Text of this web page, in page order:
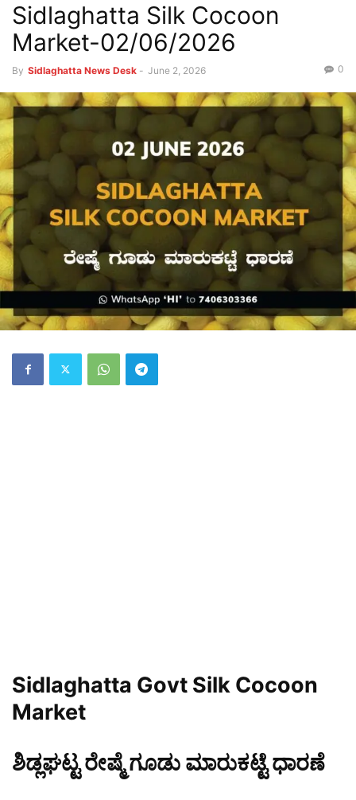
Sidlaghatta Silk Cocoon
Market-02/06/2026
By Sidlaghatta News Desk - June 2, 2026 0
Sidlaghatta Govt Silk Cocoon
Market
ಶಿಡ್ಲಘಟ್ಟ ರೇಷ್ಮೆ ಗೂಡು ಮಾರುಕಟ್ಟೆ ಧಾರಣೆ